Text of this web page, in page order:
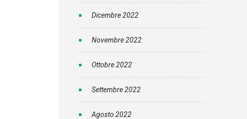
Dicembre 2022
Novembre 2022
Ottobre 2022
Settembre 2022
Agosto 2022